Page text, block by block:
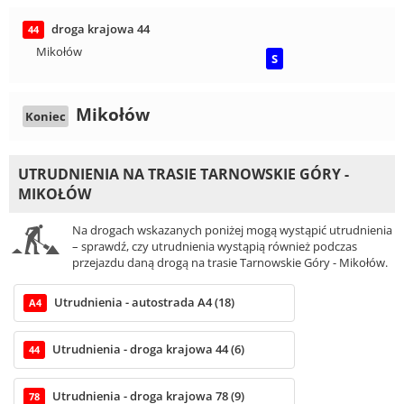
44
droga krajowa 44
Mikołów
S
Koniec Mikołów
UTRUDNIENIA NA TRASIE TARNOWSKIE GÓRY -
MIKOŁÓW
Na drogach wskazanych poniżej mogą wystąpić utrudnienia
– sprawdź, czy utrudnienia wystąpią również podczas
przejazdu daną drogą na trasie Tarnowskie Góry - Mikołów.
A4 Utrudnienia - autostrada A4 (18)
44 Utrudnienia - droga krajowa 44 (6)
78 Utrudnienia - droga krajowa 78 (9)